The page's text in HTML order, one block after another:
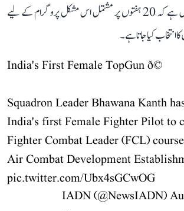
کامیابی اس لیے بھی خاص ہے کہ 20 ہفتوں پر مشتمل اس مشکل پروگرام کے لیے
انتخاب کیا جاتا ہے۔
India's First Female TopGun ð©
Squadron Leader Bhawana Kanth
India's first Female Fighter Pilot to
Fighter Combat Leader (FCL)
Air Combat Development
pic.twitter.com/Ubx4sGCwOG